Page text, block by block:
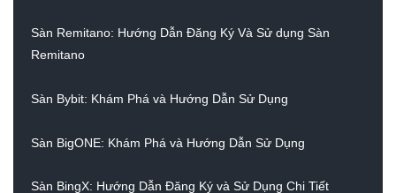
Sàn Remitano: Hướng Dẫn Đăng Ký Và Sử dụng Sàn
Remitano
Sàn Bybit: Khám Phá và Hướng Dẫn Sử Dụng
Sàn BigONE: Khám Phá và Hướng Dẫn Sử Dụng
Sàn BingX: Hướng Dẫn Đăng Ký và Sử Dụng Chi Tiết